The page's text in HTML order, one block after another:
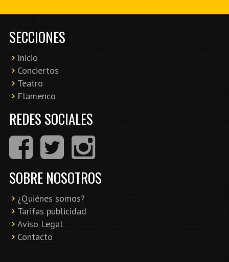
SECCIONES
Inicio
Conciertos
Teatro
Flamenco
REDES SOCIALES
SOBRE NOSOTROS
¿Quiénes somos?
Tarifas publicidad
Aviso Legal
Contacto